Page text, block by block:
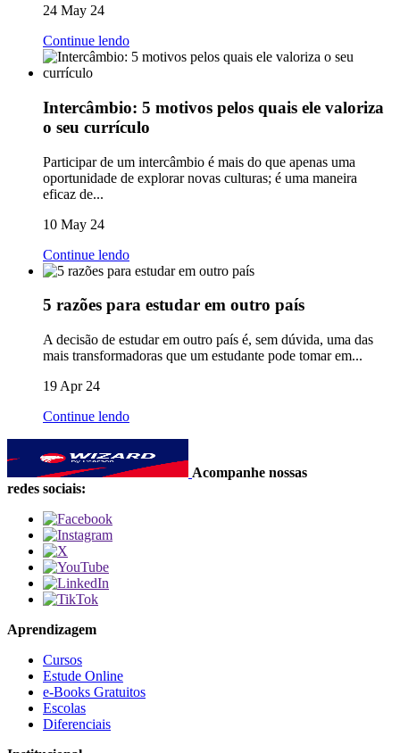
24 May 24
Continue lendo
Intercâmbio: 5 motivos pelos quais ele valoriza
o seu currículo
Participar de um intercâmbio é mais do que apenas uma
oportunidade de explorar novas culturas; é uma maneira
eficaz de...
10 May 24
Continue lendo
5 razões para estudar em outro país
A decisão de estudar em outro país é, sem dúvida, uma das
mais transformadoras que um estudante pode tomar em...
19 Apr 24
Continue lendo
Acompanhe nossas
redes sociais:
Aprendizagem
Cursos
Estude Online
e-Books Gratuitos
Escolas
Diferenciais